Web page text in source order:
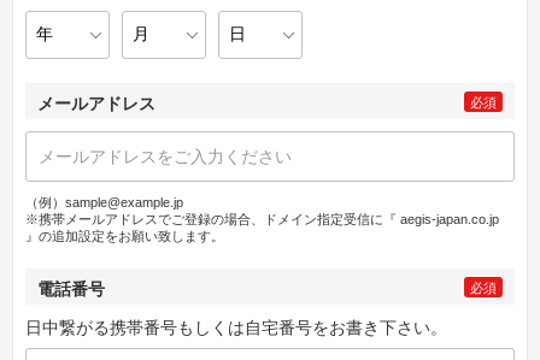
メールアドレス 必須
（例）sample@example.jp
※携帯メールアドレスでご登録の場合、ドメイン指定受信に『 aegis-japan.co.jp
』の追加設定をお願い致します。
電話番号 必須
日中繋がる携帯番号もしくは自宅番号をお書き下さい。